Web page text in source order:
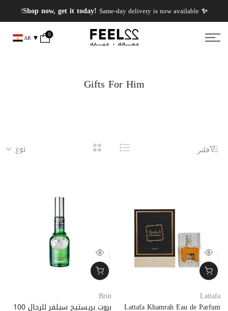
انتقل
إلى
المحتوى
✨ Shop now, get it today!
Same-day delivery is now available!
0
AR
Gifts For Him
فلتر نوع
Lattafa
Lattafa Khamrah Eau de Parfum
Brut
بروت بريستيج سيلفر للرجال 100